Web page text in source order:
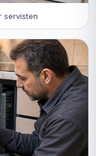
servisten